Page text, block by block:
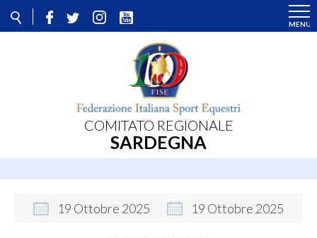
COMITATO REGIONALE
SARDEGNA
19 Ottobre 2025 19 Ottobre 2025